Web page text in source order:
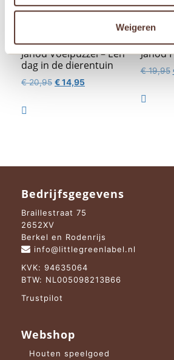
Weigeren
Janod Voelpuzzel – Een
dag in de dierentuin
€20,95 Oorspronkelijke
€14,95Huidige

Janod
€19,95

Bedrijfsgegevens
Braillestraat 75
2652XV
Berkel en Rodenrijs
info@littlegreenlabel.nl
KVK: 94635064
BTW: NL005098213B66
Trustpilot
Webshop
Houten speelgoed